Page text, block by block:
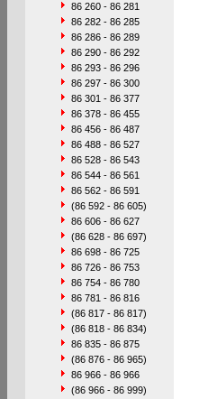
86 260 - 86 281
86 282 - 86 285
86 286 - 86 289
86 290 - 86 292
86 293 - 86 296
86 297 - 86 300
86 301 - 86 377
86 378 - 86 455
86 456 - 86 487
86 488 - 86 527
86 528 - 86 543
86 544 - 86 561
86 562 - 86 591
(86 592 - 86 605)
86 606 - 86 627
(86 628 - 86 697)
86 698 - 86 725
86 726 - 86 753
86 754 - 86 780
86 781 - 86 816
(86 817 - 86 817)
(86 818 - 86 834)
86 835 - 86 875
(86 876 - 86 965)
86 966 - 86 966
(86 966 - 86 999)